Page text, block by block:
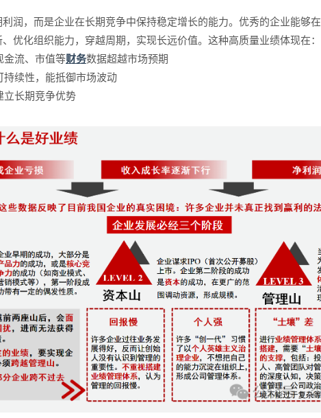
润，而是企业在长期竞争中保持稳定增长的能力。优秀的企业能够在
、优化组织能力 ，穿越周期，实现长远价值。这种高质量业绩体现在：
金流、市值等财务数据超越市场预期
持续性，能抵御市场波动
立长期竞争优势